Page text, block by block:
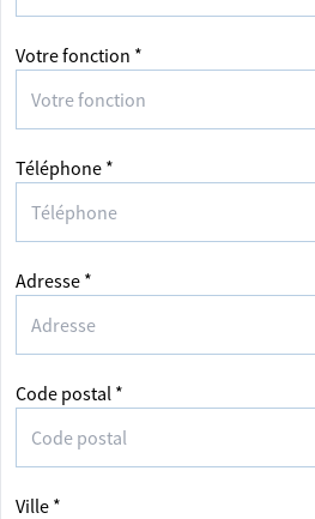
Votre fonction *
Téléphone *
Adresse *
Code postal *
Ville *